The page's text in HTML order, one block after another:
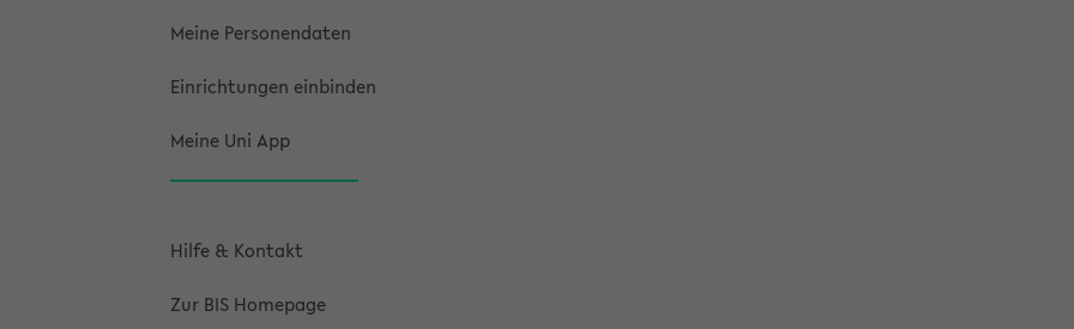
Meine Personendaten
Einrichtungen einbinden
Meine Uni App
Hilfe & Kontakt
Zur BIS Homepage